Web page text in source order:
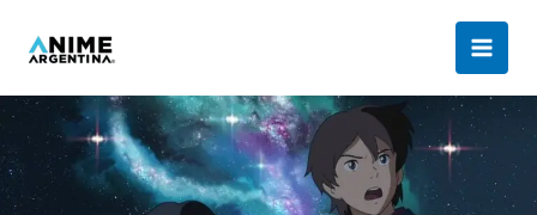
Reseña
de
«Viaje
a